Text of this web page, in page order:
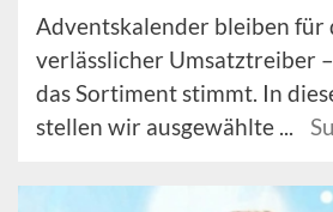
Adventskalender bleiben für
verlässlicher Umsatztreiber
das Sortiment stimmt. In
stellen wir ausgewählte ...